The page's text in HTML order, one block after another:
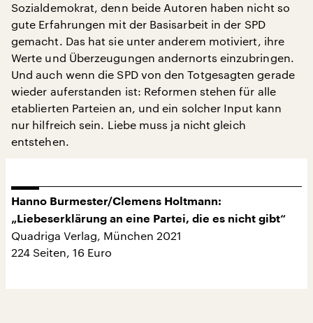
Sozialdemokrat, denn beide Autoren haben nicht so
gute Erfahrungen mit der Basisarbeit in der SPD
gemacht. Das hat sie unter anderem motiviert, ihre
Werte und Überzeugungen andernorts einzubringen.
Und auch wenn die SPD von den Totgesagten gerade
wieder auferstanden ist: Reformen stehen für alle
etablierten Parteien an, und ein solcher Input kann
nur hilfreich sein. Liebe muss ja nicht gleich
entstehen.
Hanno Burmester/Clemens Holtmann:
„Liebeserklärung an eine Partei, die es nicht gibt“
Quadriga Verlag, München 2021
224 Seiten, 16 Euro